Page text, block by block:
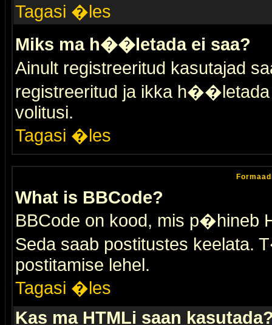
Tagasi �les
Miks ma h��letada ei saa?
Ainult registreeritud kasutajad
registreeritud ja ikka h��letada
volitusi.
Tagasi �les
What is BBCode?
BBCode on kood, mis p�hineb
Seda saab postitustes keelata.
postitamise lehel.
Tagasi �les
Kas ma HTMLi saan